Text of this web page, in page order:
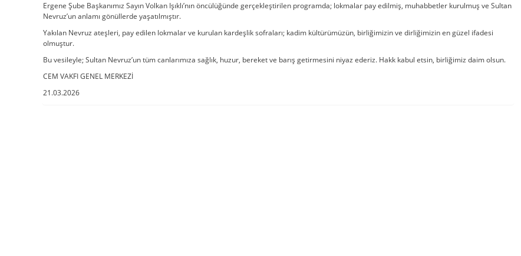
Ergene Şube Başkanımız Sayın Volkan Işıklı’nın öncülüğünde gerçekleştirilen programda; lokmalar pay edilmiş, muhabbetler kurulmuş ve Sultan
Nevruz’un anlamı gönüllerde yaşatılmıştır.
Yakılan Nevruz ateşleri, pay edilen lokmalar ve kurulan kardeşlik sofraları; kadim kültürümüzün, birliğimizin ve dirliğimizin en güzel ifadesi
olmuştur.
Bu vesileyle; Sultan Nevruz’un tüm canlarımıza sağlık, huzur, bereket ve barış getirmesini niyaz ederiz. Hakk kabul etsin, birliğimiz daim olsun.
CEM VAKFI GENEL MERKEZİ
21.03.2026